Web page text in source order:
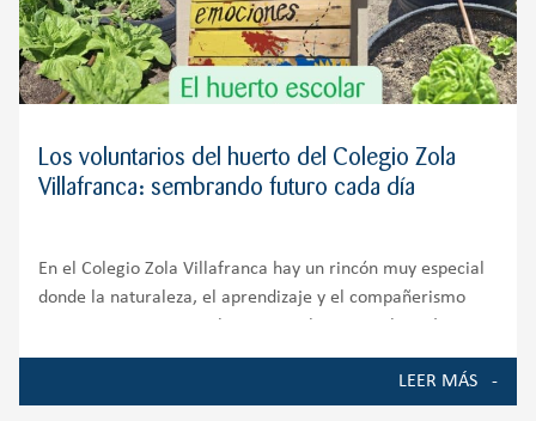
Los voluntarios del huerto del Colegio Zola
Villafranca: sembrando futuro cada día
En el Colegio Zola Villafranca hay un rincón muy especial
donde la naturaleza, el aprendizaje y el compañerismo
un espacio de cultivo; es un auténtico entorno de
LEER MÁS